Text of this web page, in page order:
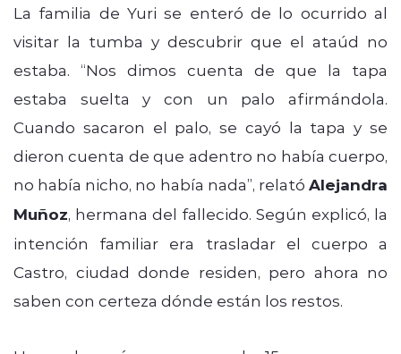
La familia de Yuri se enteró de lo ocurrido al
visitar la tumba y descubrir que el ataúd no
estaba. “Nos dimos cuenta de que la tapa
estaba suelta y con un palo afirmándola.
Cuando sacaron el palo, se cayó la tapa y se
dieron cuenta de que adentro no había cuerpo,
no había nicho, no había nada”, relató Alejandra
Muñoz, hermana del fallecido. Según explicó, la
intención familiar era trasladar el cuerpo a
Castro, ciudad donde residen, pero ahora no
saben con certeza dónde están los restos.